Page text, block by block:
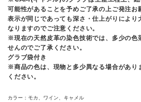
可能性があることを予めご了承の上ご発注お
表示が同じであっても深さ・仕上がりにより
なりますのでご注意ください。
※現在の天然皮革の染色技術では、多少の色
せんのでご了承ください。
グラブ袋付き
※商品の色は、現物と多少異なる場合があり
ください。
カラー
モカ、ワイン、キャメル